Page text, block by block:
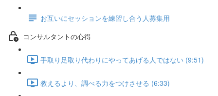
お互いにセッションを練習し合う人募集用
コンサルタントの心得
手取り足取り代わりにやってあげる人ではない (9:51)
教えるより、調べる力をつけさせる (6:33)